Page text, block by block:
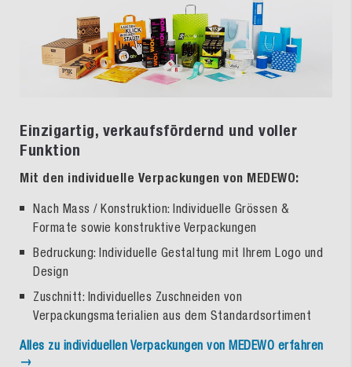
Einzigartig, verkaufsfördernd und voller
Funktion
Mit den individuelle Verpackungen von MEDEWO:
Nach Mass / Konstruktion: Individuelle Grössen &
Formate sowie konstruktive Verpackungen
Bedruckung: Individuelle Gestaltung mit Ihrem Logo und
Design
Zuschnitt: Individuelles Zuschneiden von
Verpackungsmaterialien aus dem Standardsortiment
Alles zu individuellen Verpackungen von MEDEWO erfahren
→